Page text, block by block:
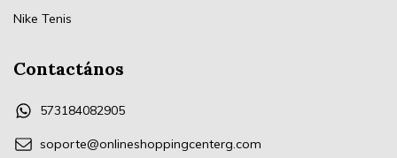
Nike Tenis
Contactános
573184082905
soporte@onlineshoppingcenterg.com